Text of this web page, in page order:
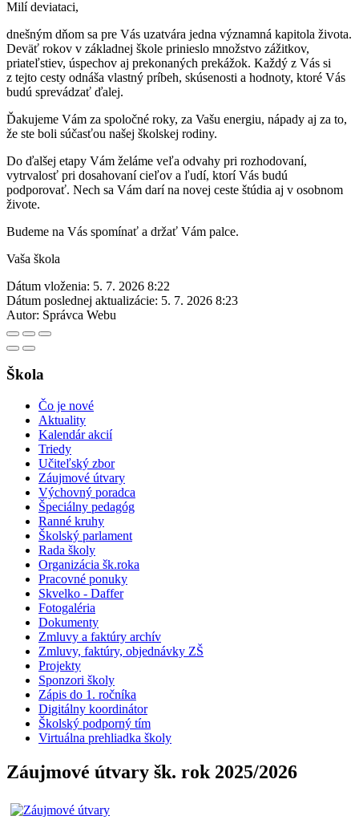
Milí deviataci,
dnešným dňom sa pre Vás uzatvára jedna významná kapitola života.
Deväť rokov v základnej škole prinieslo množstvo zážitkov,
priateľstiev, úspechov aj prekonaných prekážok. Každý z Vás si
z tejto cesty odnáša vlastný príbeh, skúsenosti a hodnoty, ktoré Vás
budú sprevádzať ďalej.
Ďakujeme Vám za spoločné roky, za Vašu energiu, nápady aj za to,
že ste boli súčasťou našej školskej rodiny.
Do ďalšej etapy Vám želáme veľa odvahy pri rozhodovaní,
vytrvalosť pri dosahovaní cieľov a ľudí, ktorí Vás budú
podporovať. Nech sa Vám darí na novej ceste štúdia aj v osobnom
živote.
Budeme na Vás spomínať a držať Vám palce.
Vaša škola
Dátum vloženia: 5. 7. 2026 8:22
Dátum poslednej aktualizácie: 5. 7. 2026 8:23
Autor: Správca Webu
Škola
Čo je nové
Aktuality
Kalendár akcií
Triedy
Učiteľský zbor
Záujmové útvary
Výchovný poradca
Špeciálny pedagóg
Ranné kruhy
Školský parlament
Rada školy
Organizácia šk.roka
Pracovné ponuky
Skvelko - Daffer
Fotogaléria
Dokumenty
Zmluvy a faktúry archív
Zmluvy, faktúry, objednávky ZŠ
Projekty
Sponzori školy
Zápis do 1. ročníka
Digitálny koordinátor
Školský podporný tím
Virtuálna prehliadka školy
Záujmové útvary šk. rok 2025/2026